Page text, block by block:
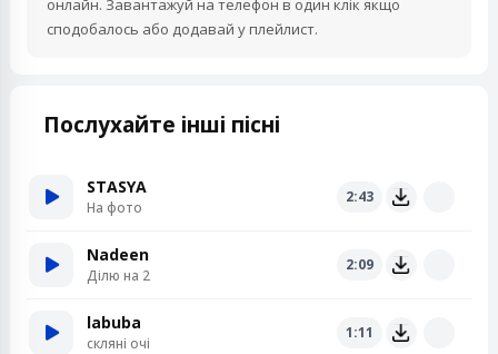
онлайн. Завантажуй на телефон в один клік якщо
сподобалось або додавай у плейлист.
Послухайте інші пісні
STASYA
На фото
2:43
Nadeen
Ділю на 2
2:09
labuba
скляні очі
1:11